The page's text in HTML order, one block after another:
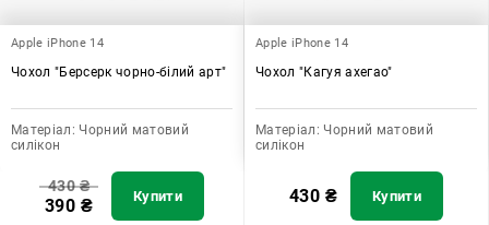
Apple iPhone 14
Чохол "Берсерк чорно-білий арт"
Матеріал: Чорний матовий
силікон
430₴
390 ₴ Купити
Apple iPhone 14
Чохол "Кагуя ахегао"
Матеріал: Чорний матовий
силікон
430 ₴ Купити